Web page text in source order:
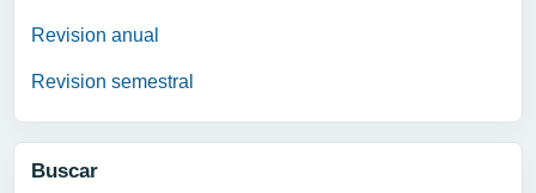
Revision anual
Revision semestral
Buscar